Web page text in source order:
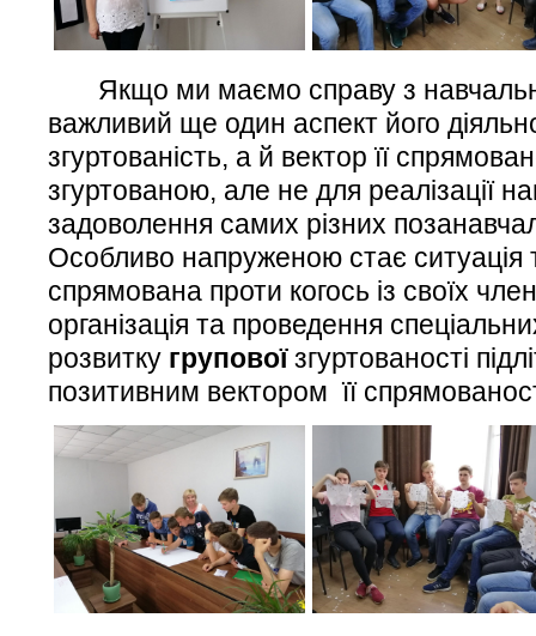
Якщо ми маємо справу з
важливий ще один аспект його
згуртованість, а й вектор її
згуртованою, але не для реалізації
задоволення самих різних
Особливо напруженою стає ситуація
спрямована проти когось із своїх
організація та проведення
розвитку груповоїзгуртованості
позитивним вектором її